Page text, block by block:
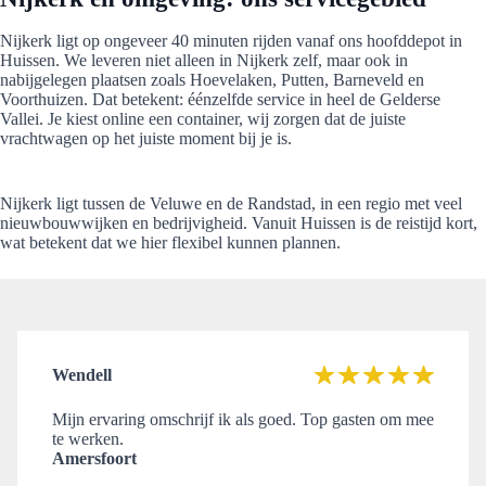
Nijkerk ligt op ongeveer 40 minuten rijden vanaf ons hoofddepot in
Huissen. We leveren niet alleen in Nijkerk zelf, maar ook in
nabijgelegen plaatsen zoals Hoevelaken, Putten, Barneveld en
Voorthuizen. Dat betekent: éénzelfde service in heel de Gelderse
Vallei. Je kiest online een container, wij zorgen dat de juiste
vrachtwagen op het juiste moment bij je is.
Nijkerk ligt tussen de Veluwe en de Randstad, in een regio met veel
nieuwbouwwijken en bedrijvigheid. Vanuit Huissen is de reistijd kort,
wat betekent dat we hier flexibel kunnen plannen.
Wendell
Mijn ervaring omschrijf ik als goed. Top gasten om mee
te werken.
Amersfoort